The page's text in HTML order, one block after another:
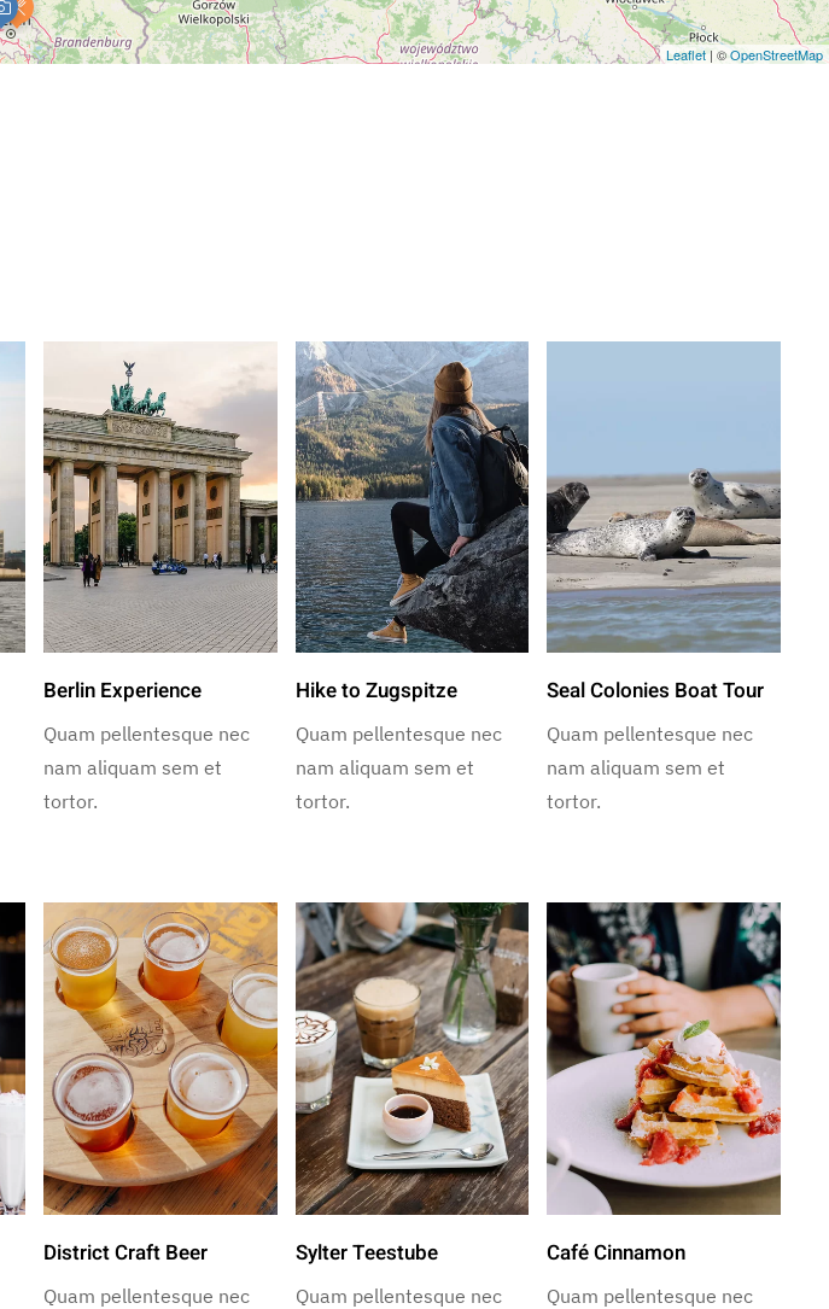
Leaflet | ©OpenStreetMap
Berlin Experience
Quam pellentesque nec
nam aliquam sem et
tortor.
Hike to Zugspitze
Quam pellentesque nec
nam aliquam sem et
tortor.
Seal Colonies Boat Tour
Quam pellentesque nec
nam aliquam sem et
tortor.
District Craft Beer
Quam pellentesque nec
Sylter Teestube
Quam pellentesque nec
Café Cinnamon
Quam pellentesque nec